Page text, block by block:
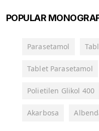
POPULAR
Parasetamol
Tablet Parasetamol
Polietilen Glikol 400
Akarbosa